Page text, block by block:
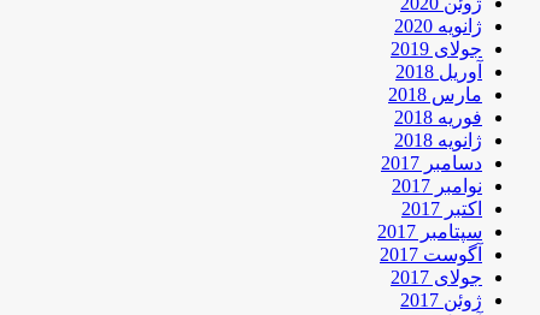
ژانویه 2020
جولای 2019
آوریل 2018
مارس 2018
فوریه 2018
ژانویه 2018
دسامبر 2017
نوامبر 2017
اکتبر 2017
سپتامبر 2017
آگوست 2017
جولای 2017
ژوئن 2017